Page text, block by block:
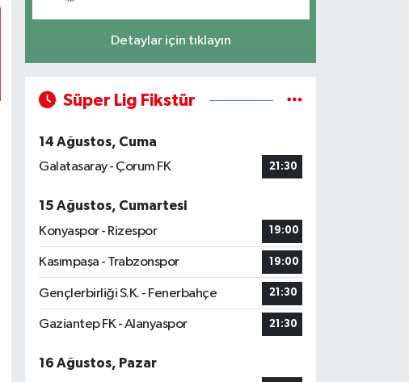
Detaylar için tıklayın
Süper Lig Fikstür
14 Ağustos, Cuma
Galatasaray - Çorum FK
21:30
15 Ağustos, Cumartesi
Konyaspor - Rizespor
19:00
Kasımpaşa - Trabzonspor 19:00
Gençlerbirliği S.K. - Fenerbahçe 21:30
Gaziantep FK - Alanyaspor 21:30
16 Ağustos, Pazar